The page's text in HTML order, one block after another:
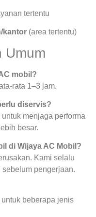
tertentu
kantor (area tertentu)
Umum
mobil?
rata 1–3 jam.
diservis?
menjaga performa
besar.
di Wijaya AC Mobil?
Kami selalu
pengerjaan.
beberapa jenis